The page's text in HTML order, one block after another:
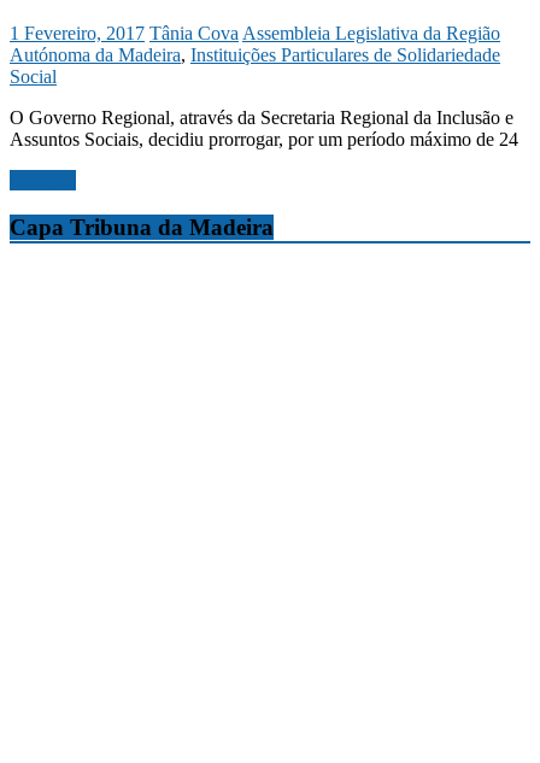
1 Fevereiro, 2017 Tânia Cova Assembleia Legislativa da Região
Autónoma da Madeira, Instituições Particulares de Solidariedade
Social
O Governo Regional, através da Secretaria Regional da Inclusão e
Assuntos Sociais, decidiu prorrogar, por um período máximo de 24
Capa Tribuna da Madeira